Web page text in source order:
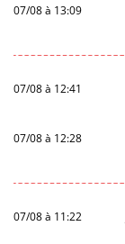
07/08 à 13:09
07/08 à 12:41
07/08 à 12:28
07/08 à 11:22